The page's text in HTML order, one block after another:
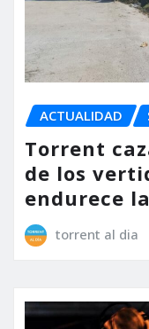
ACTUALIDAD
Torrent
de los
endurece
torrent al dia